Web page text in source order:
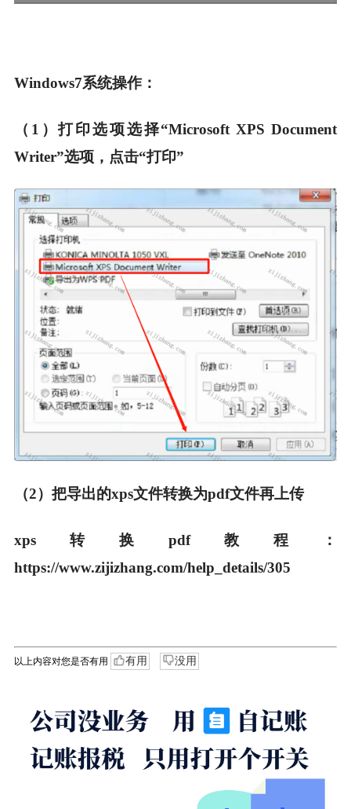
Windows7系统操作：
（1）打印选项选择“Microsoft XPS Document
Writer”选项，点击“打印”
（2）把导出的xps文件转换为pdf文件再上传
xps转换pdf教程：
https://www.zijizhang.com/help_details/305
以上内容对您是否有用 有用 没用